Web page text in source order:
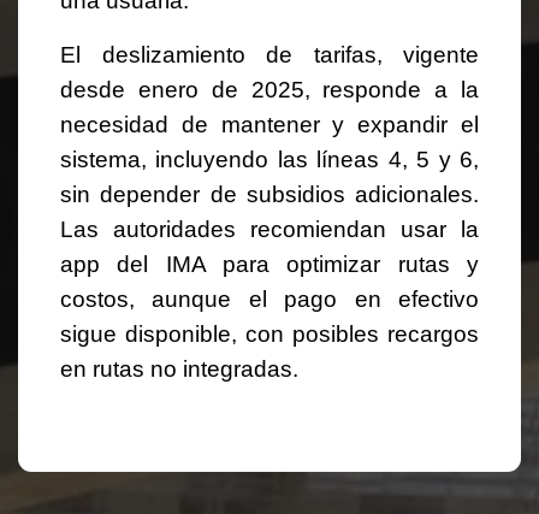
El deslizamiento de tarifas, vigente
desde enero de 2025, responde a la
necesidad de mantener y expandir el
sistema, incluyendo las líneas 4, 5 y 6,
sin depender de subsidios adicionales.
Las autoridades recomiendan usar la
app del IMA para optimizar rutas y
costos, aunque el pago en efectivo
sigue disponible, con posibles recargos
en rutas no integradas.